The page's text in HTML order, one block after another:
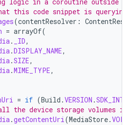
this code snippet is querying
(contentResolver :
= arrayOf(
. _ID,
.DISPLAY_NAME,
.SIZE,
.MIME_TYPE,
= if (Build .VERSION .SDK_INT
the device storage volumes
.getContentUri(MediaStore.